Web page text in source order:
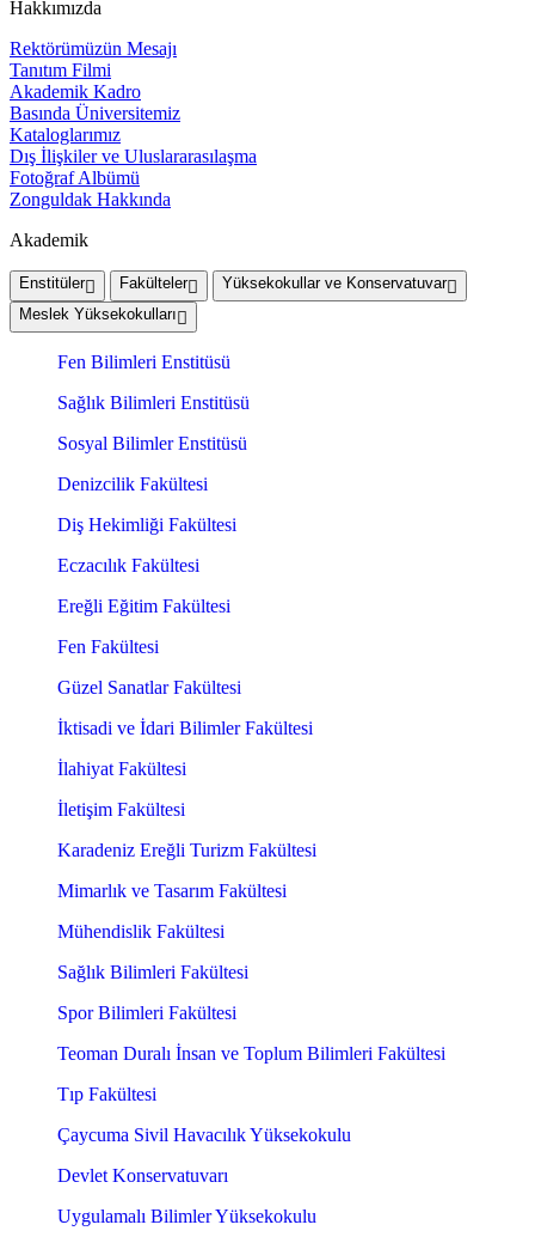
Hakkımızda
Rektörümüzün Mesajı
Tanıtım Filmi
Akademik Kadro
Basında Üniversitemiz
Kataloglarımız
Dış İlişkiler ve Uluslararasılaşma
Fotoğraf Albümü
Zonguldak Hakkında
Akademik
Enstitüler Fakülteler
Yüksekokullar ve Konservatuvar
Meslek Yüksekokulları
Fen Bilimleri Enstitüsü
Sağlık Bilimleri Enstitüsü
Sosyal Bilimler Enstitüsü
Denizcilik Fakültesi
Diş Hekimliği Fakültesi
Eczacılık Fakültesi
Ereğli Eğitim Fakültesi
Fen Fakültesi
Güzel Sanatlar Fakültesi
İktisadi ve İdari Bilimler Fakültesi
İlahiyat Fakültesi
İletişim Fakültesi
Karadeniz Ereğli Turizm Fakültesi
Mimarlık ve Tasarım Fakültesi
Mühendislik Fakültesi
Sağlık Bilimleri Fakültesi
Spor Bilimleri Fakültesi
Teoman Duralı İnsan ve Toplum Bilimleri Fakültesi
Tıp Fakültesi
Çaycuma Sivil Havacılık Yüksekokulu
Devlet Konservatuvarı
Uygulamalı Bilimler Yüksekokulu